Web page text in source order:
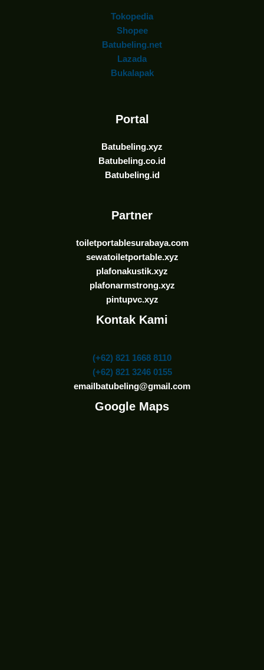
Tokopedia
Shopee
Batubeling.net
Lazada
Bukalapak
Portal
Batubeling.xyz
Batubeling.co.id
Batubeling.id
Partner
toiletportablesurabaya.com
sewatoiletportable.xyz
plafonakustik.xyz
plafonarmstrong.xyz
pintupvc.xyz
Kontak Kami
(+62) 821 1668 8110
(+62) 821 3246 0155
emailbatubeling@gmail.com
Google Maps